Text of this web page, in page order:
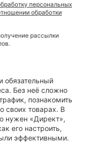
персональных
обработки
рассылки
.
обязательный
Без неё сложно
познакомить
своих товарах. В
нужен «Директ»,
его настроить,
эффективными.